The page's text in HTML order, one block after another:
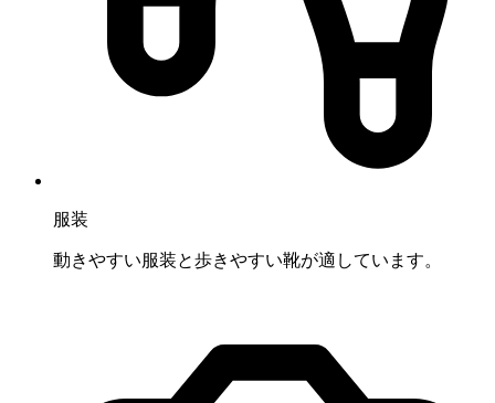
服装
動きやすい服装と歩きやすい靴が適しています。